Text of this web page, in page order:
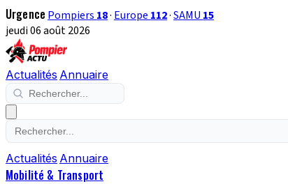
Urgence Pompiers 18· Europe 112·SAMU 15
jeudi 06 août 2026
Actualités Annuaire
Actualités Annuaire
Mobilité & Transport